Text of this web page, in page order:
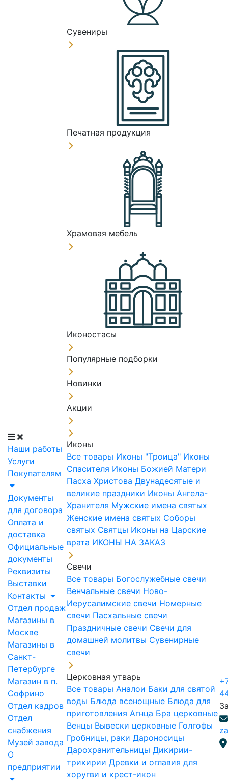
Наши работы
Услуги
Покупателям
Документы
для договора
Оплата и
доставка
Официальные
документы
Реквизиты
Выставки
Контакты
Отдел продаж
Магазины в
Москве
Магазины в
Санкт-
Петербурге
Магазин в п.
Софрино
Отдел кадров
Отдел
снабжения
Музей завода
О
предприятии
Сувениры
Печатная продукция
Храмовая мебель
Иконостасы
Популярные подборки
Новинки
Акции
Иконы
Все товары Иконы "Троица" Иконы
Спасителя Иконы Божией Матери
Пасха Христова Двунадесятые и
великие праздники Иконы Ангела-
Хранителя Мужские имена святых
Женские имена святых Соборы
святых Святцы Иконы на Царские
врата ИКОНЫ НА ЗАКАЗ
Свечи
Все товары Богослужебные свечи
Венчальные свечи Ново-
Иерусалимские свечи Номерные
свечи Пасхальные свечи
Праздничные свечи Свечи для
домашней молитвы Сувенирные
свечи
Церковная утварь
Все товары Аналои Баки для святой
воды Блюда всенощные Блюда для
приготовления Агнца Бра церковные
Венцы Вывески церковные Голгофы
Гробницы, раки Дароносицы
Дарохранительницы Дикирии-
трикирии Древки и оглавия для
хоругви и крест-икон